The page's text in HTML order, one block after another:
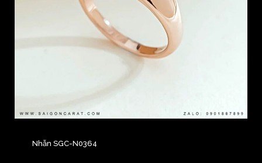
Nhẫn SGC-N0364